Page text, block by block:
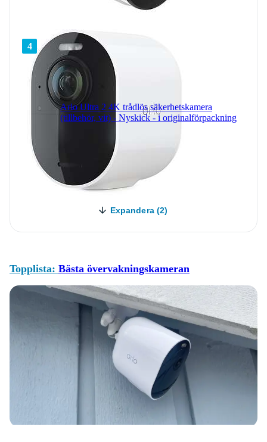
4
Arlo Ultra 2 4K trådlös säkerhetskamera
(tillbehör, vit) - Nyskick - i originalförpackning
Expandera (2)
Topplista: Bästa övervakningskameran